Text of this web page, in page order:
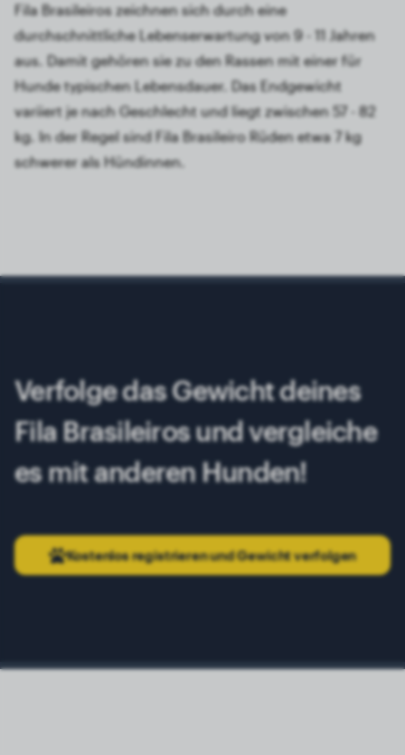
Fila Brasileiros zeichnen sich durch eine
durchschnittliche Lebenserwartung von 9 - 11 Jahren
aus. Damit gehören sie zu den Rassen mit einer für
Hunde typischen Lebensdauer. Das Endgewicht
variiert je nach Geschlecht und liegt zwischen 57 - 82
kg. In der Regel sind Fila Brasileiro Rüden etwa 7 kg
schwerer als Hündinnen.
Verfolge das Gewicht deines
Fila Brasileiros und vergleiche
es mit anderen Hunden!
Kostenlos registrieren und Gewicht verfolgen